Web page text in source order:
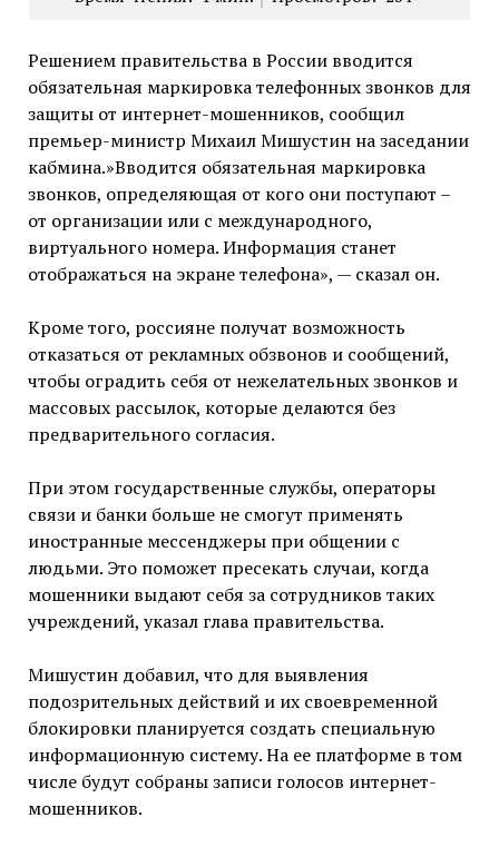
Решением правительства в России вводится
обязательная маркировка телефонных звонков для
защиты от интернет-мошенников, сообщил
премьер-министр Михаил Мишустин на заседании
кабмина.»Вводится обязательная маркировка
звонков, определяющая от кого они поступают –
от организации или с международного,
виртуального номера. Информация станет
отображаться на экране телефона», — сказал он.
Кроме того, россияне получат возможность
отказаться от рекламных обзвонов и сообщений,
чтобы оградить себя от нежелательных звонков и
массовых рассылок, которые делаются без
предварительного согласия.
При этом государственные службы, операторы
связи и банки больше не смогут применять
иностранные мессенджеры при общении с
людьми. Это поможет пресекать случаи, когда
мошенники выдают себя за сотрудников таких
учреждений, указал глава правительства.
Мишустин добавил, что для выявления
подозрительных действий и их своевременной
блокировки планируется создать специальную
информационную систему. На ее платформе в том
числе будут собраны записи голосов интернет-
мошенников.